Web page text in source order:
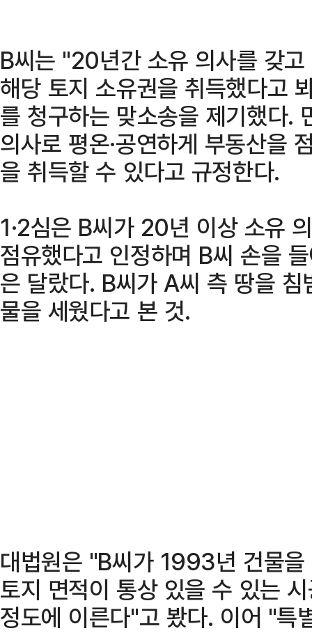
B씨는 "20년간 소유 의사를 갖
해당 토지 소유권을 취득했다고
를 청구하는 맞소송을 제기했다
의사로 평온·공연하게 부동산을
을 취득할 수 있다고 규정한다.
1·2심은 B씨가 20년 이상 소유
점유했다고 인정하며 B씨 손을
은 달랐다. B씨가 A씨 측 땅을
물을 세웠다고 본 것.
대법원은 "B씨가 1993년 건물
토지 면적이 통상 있을 수 있는
정도에 이른다"고 봤다. 이어 "특